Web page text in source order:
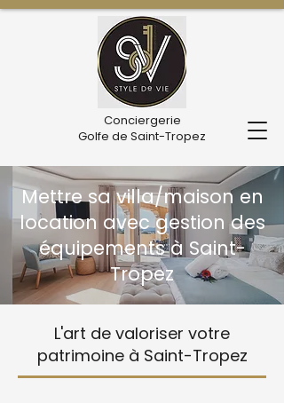
Conciergerie
Golfe de Saint-Tropez
Mettre sa villa/maison en
location avec gestion des
équipements à Saint-
Tropez
L'art de valoriser votre
patrimoine à Saint-Tropez